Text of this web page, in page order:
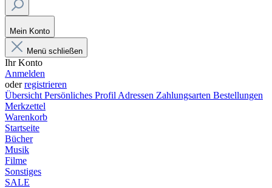
Mein Konto
Menü schließen
Ihr Konto
Anmelden
oderregistrieren
Übersicht Persönliches Profil Adressen Zahlungsarten Bestellungen
Merkzettel
Warenkorb
Startseite
Bücher
Musik
Filme
Sonstiges
SALE